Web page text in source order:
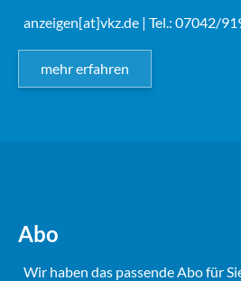
anzeigen[at]vkz.de | Tel.: 07042/
mehr erfahren
Abo
Wir haben das passende Abo für